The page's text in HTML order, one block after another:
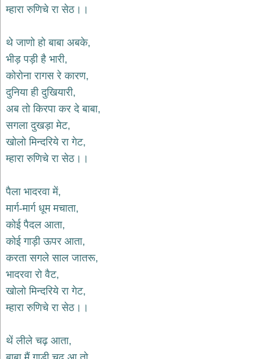
शिव
bhajans
हनुमान
भजन
hanuman
bhajans
साईं
भजन
sai
bhajans
जैन
jain
bhajans
दुर्गा
भजन
durga
bhajans
भजन
ganesh
भजन
raam
म्हारा रुणिचे रा सेठ।।
थे जाणो हो बाबा अबके,
भीड़ पड़ी है भारी,
कोरोना रागस रे कारण,
दुनिया ही दुखियारी,
अब तो किरपा कर दे बाबा,
सगला दुखड़ा मेट,
खोलो मिन्दरिये रा गेट,
म्हारा रुणिचे रा सेठ।।
पैला भादरवा में,
मार्ग-मार्ग धूम मचाता,
कोई पैदल आता,
कोई गाड़ी ऊपर आता,
करता सगले साल जातरू,
भादरवा रो वैट,
खोलो मिन्दरिये रा गेट,
म्हारा रुणिचे रा सेठ।।
थें लीले चढ़ आता,